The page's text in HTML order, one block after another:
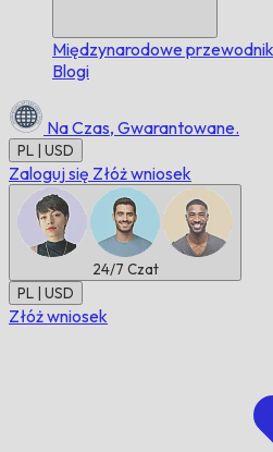
Międzynarodowe
Blogi
Na Czas, Gwarantowane.
PL | USD
Zaloguj się Złóż wniosek
24/7 Czat
PL | USD
Złóż wniosek